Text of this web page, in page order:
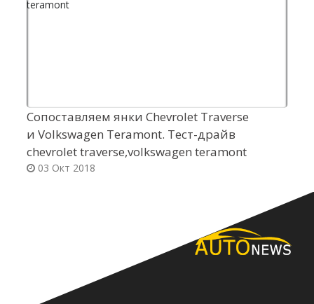
Сопоставляем янки Chevrolet Traverse
и Volkswagen Teramont. Тест-драйв
chevrolet traverse,volkswagen teramont
03 Окт 2018